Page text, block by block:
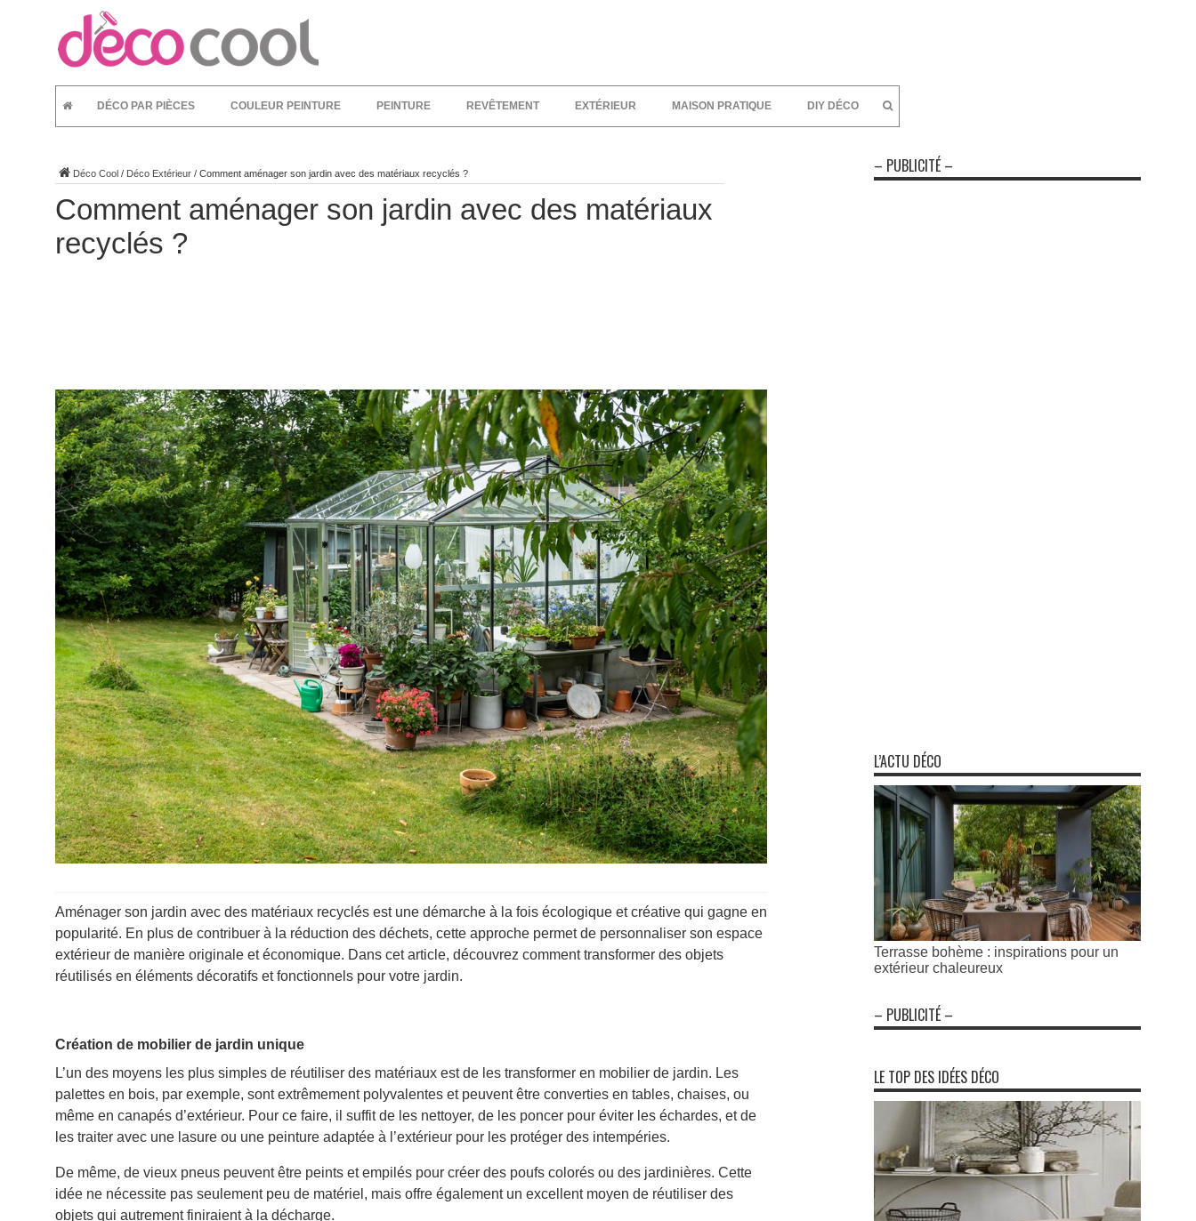
DÉCO PAR PIÈCES COULEUR PEINTURE PEINTURE REVÊTEMENT EXTÉRIEUR MAISON PRATIQUE DIY DÉCO
Déco Cool / Déco Extérieur / Comment aménager son jardin avec des matériaux recyclés ?
Comment aménager son jardin avec des matériaux
recyclés ?
Aménager son jardin avec des matériaux recyclés est une démarche à la fois écologique et créative qui gagne en
popularité. En plus de contribuer à la réduction des déchets, cette approche permet de personnaliser son espace
extérieur de manière originale et économique. Dans cet article, découvrez comment transformer des objets
réutilisés en éléments décoratifs et fonctionnels pour votre jardin.
Création de mobilier de jardin unique
L’un des moyens les plus simples de réutiliser des matériaux est de les transformer en mobilier de jardin. Les
palettes en bois, par exemple, sont extrêmement polyvalentes et peuvent être converties en tables, chaises, ou
même en canapés d’extérieur. Pour ce faire, il suffit de les nettoyer, de les poncer pour éviter les échardes, et de
les traiter avec une lasure ou une peinture adaptée à l’extérieur pour les protéger des intempéries.
De même, de vieux pneus peuvent être peints et empilés pour créer des poufs colorés ou des jardinières. Cette
idée ne nécessite pas seulement peu de matériel, mais offre également un excellent moyen de réutiliser des
objets qui autrement finiraient à la décharge.
– PUBLICITÉ –
L’ACTU DÉCO
Terrasse bohème : inspirations pour un
extérieur chaleureux
– PUBLICITÉ –
LE TOP DES IDÉES DÉCO